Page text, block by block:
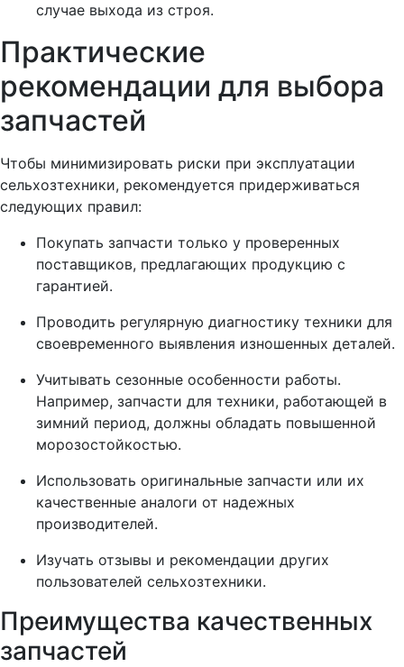
случае выхода из строя.
Практические
рекомендации для выбора
запчастей
Чтобы минимизировать риски при эксплуатации
сельхозтехники, рекомендуется придерживаться
следующих правил:
Покупать запчасти только у проверенных
поставщиков, предлагающих продукцию с
гарантией.
Проводить регулярную диагностику техники для
своевременного выявления изношенных деталей.
Учитывать сезонные особенности работы.
Например, запчасти для техники, работающей в
зимний период, должны обладать повышенной
морозостойкостью.
Использовать оригинальные запчасти или их
качественные аналоги от надежных
производителей.
Изучать отзывы и рекомендации других
пользователей сельхозтехники.
Преимущества качественных
запчастей